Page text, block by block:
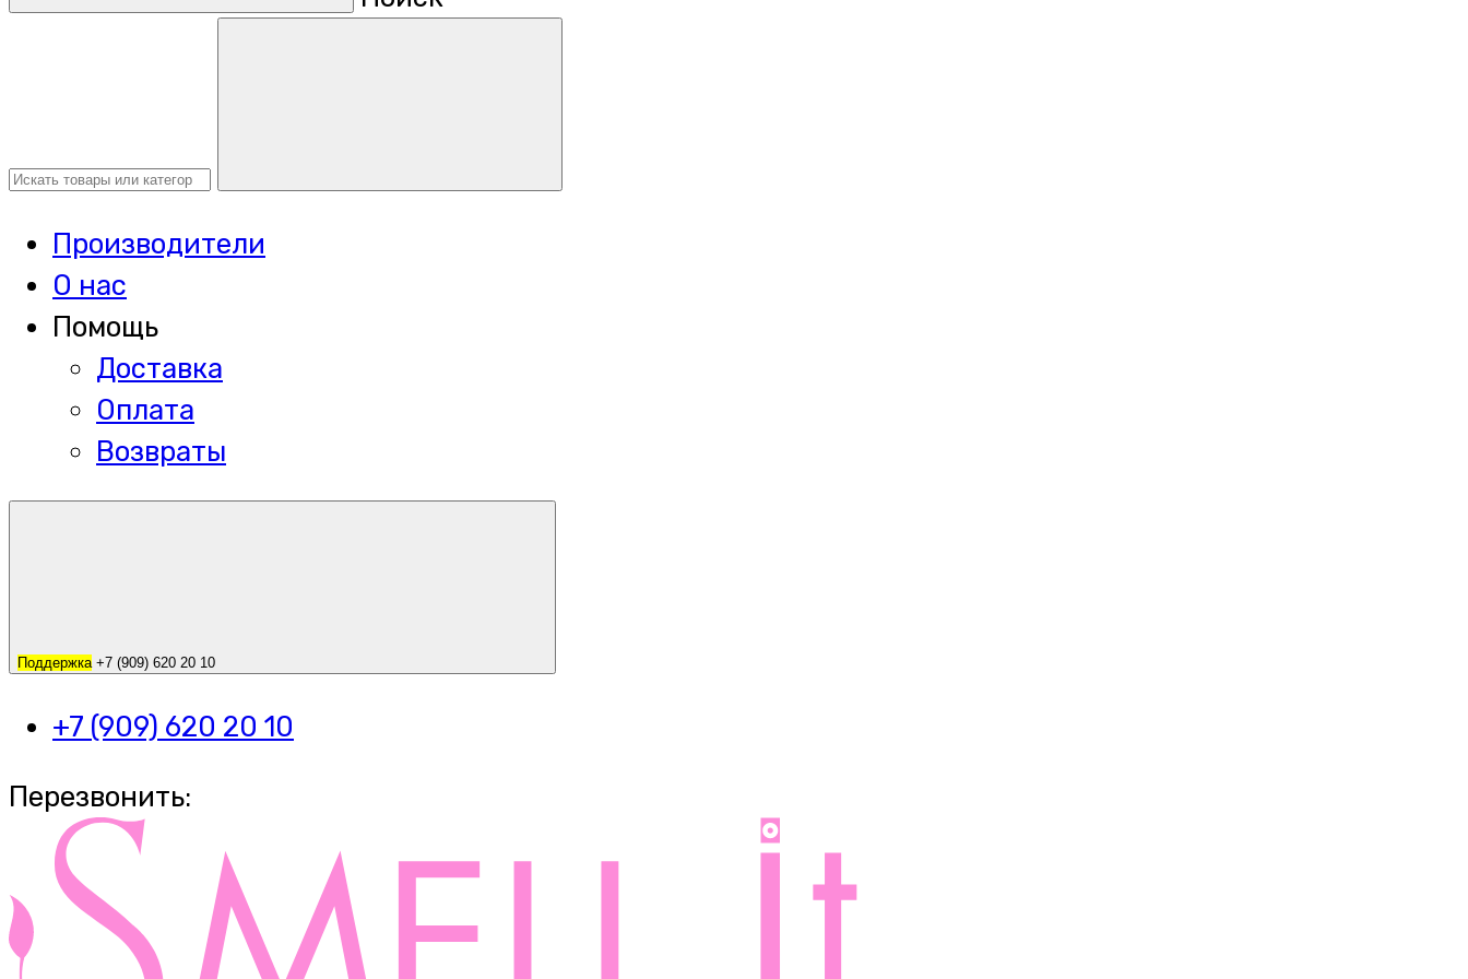
Производители
О нас
Помощь
Доставка
Оплата
Возвраты
Поддержка +7 (909) 620 20 10
+7 (909) 620 20 10
Перезвонить: